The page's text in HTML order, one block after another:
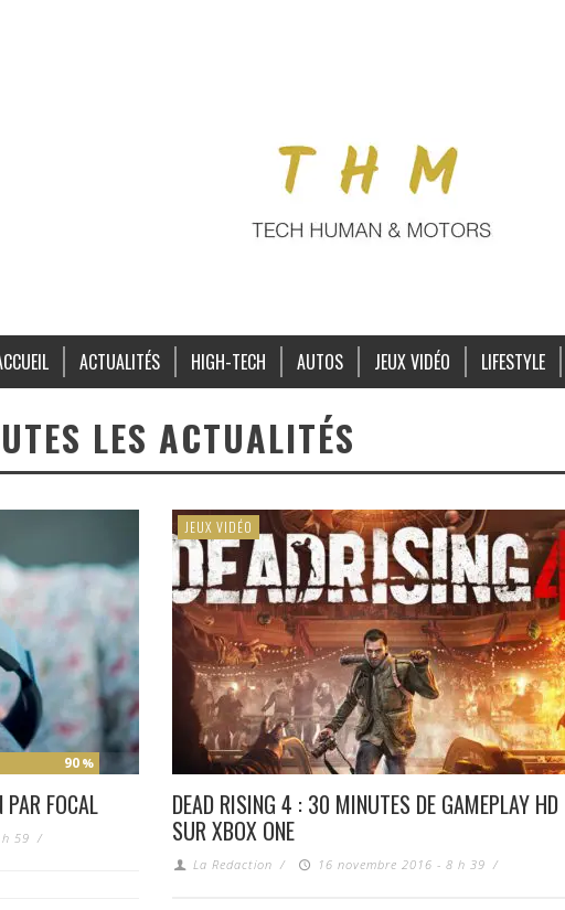
ACTUALITÉS HIGH-TECH AUTOS JEUX VIDÉO LIFESTYLE
LES ACTUALITÉS
90 %
FOCAL
59 /
JEUX VIDÉO
DEAD RISING 4 : 30 MINUTES DE GAMEPLAY HD
SUR XBOX ONE
La Redaction / 16 novembre 2016 - 8 h 39 /